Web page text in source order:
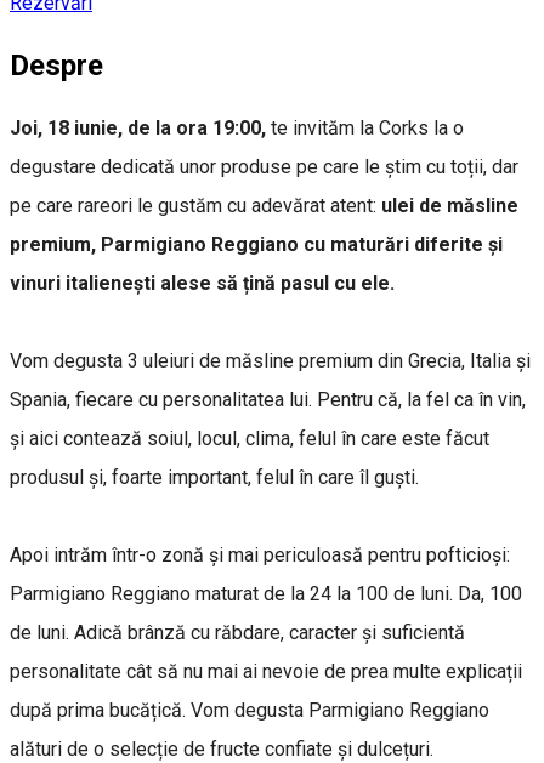
Despre
Joi, 18 iunie, de la ora 19:00, te invităm la Corks la o
degustare dedicată unor produse pe care le știm cu toții, dar
pe care rareori le gustăm cu adevărat atent: ulei de măsline
premium, Parmigiano Reggiano cu maturări diferite și
vinuri italienești alese să țină pasul cu ele.
Vom degusta 3 uleiuri de măsline premium din Grecia, Italia și
Spania, fiecare cu personalitatea lui. Pentru că, la fel ca în vin,
și aici contează soiul, locul, clima, felul în care este făcut
produsul și, foarte important, felul în care îl guști.
Apoi intrăm într-o zonă și mai periculoasă pentru pofticioși:
Parmigiano Reggiano maturat de la 24 la 100 de luni. Da, 100
de luni. Adică brânză cu răbdare, caracter și suficientă
personalitate cât să nu mai ai nevoie de prea multe explicații
după prima bucățică. Vom degusta Parmigiano Reggiano
alături de o selecție de fructe confiate și dulcețuri.